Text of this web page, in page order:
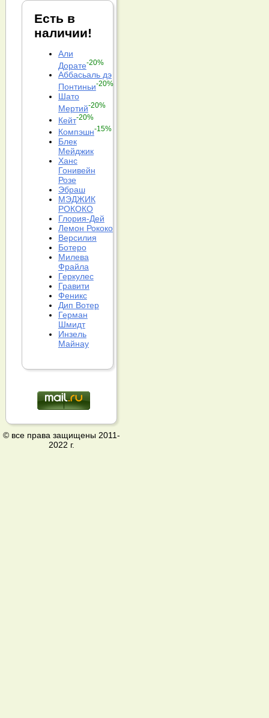
Есть в
наличии!
Али
Дорате-20%
Аббасьаль дэ
Понтиньи-20%
Шато
Мертий-20%
Кейт-20%
Компэшн-15%
Блек
Мейджик
Ханс
Гонивейн
Розе
Эбраш
МЭДЖИК
РОКОКО
Глория-Дей
Лемон Рококо
Версилия
Ботеро
Милева
Фрайла
Геркулес
Гравити
Феникс
Дип Вотер
Герман
Шмидт
Инзель
Майнау
© все права защищены 2011-
2022 г.